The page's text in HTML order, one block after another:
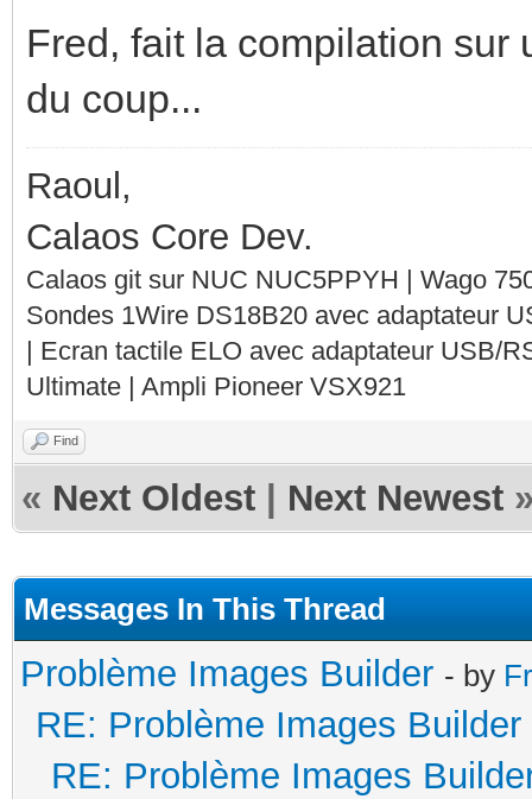
Fred, fait la compilation sur
du coup...
Raoul,
Calaos Core Dev.
Calaos git sur NUC NUC5PPYH | Wago
Sondes 1Wire DS18B20 avec adaptateur
| Ecran tactile ELO avec adaptateur USB/
Ultimate | Ampli Pioneer VSX921
Find
« Next Oldest Next Newest
Messages In This Thread
Problème Images Builder - by
RE: Problème Images Builder
RE: Problème Images